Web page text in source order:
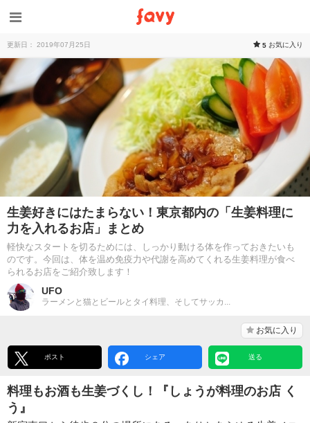
更新日： 2019年07月25日 5 お気に入り
生姜好きにはたまらない！東京都内の「生姜料理に
力を入れるお店」まとめ
軽快なスタートを切るためには、しっかり動ける体を作っておきたいも
のです。今回は、体を温め免疫力や代謝を高めてくれる生姜料理が食べ
られるお店をご紹介致します！
UFO
ラーメンと猫とビールとタイ料理、そしてサッカ...
お気に入り
ポスト シェア 送る
料理もお酒も生姜づくし！『しょうが料理のお店 く
う』